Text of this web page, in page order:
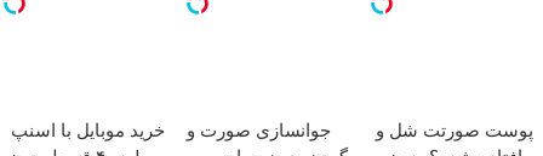
پوست صورتت شل و
جوانسازی صورت و
خرید موبایل با اسنپ